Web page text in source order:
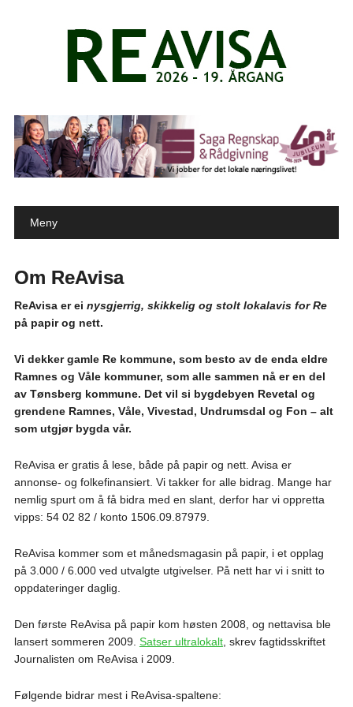
Main menu
Meny
Om ReAvisa
ReAvisa er ei nysgjerrig, skikkelig og stolt lokalavis for Re
på papir og nett.
Vi dekker gamle Re kommune, som besto av de enda eldre
Ramnes og Våle kommuner, som alle sammen nå er en del
av Tønsberg kommune. Det vil si bygdebyen Revetal og
grendene Ramnes, Våle, Vivestad, Undrumsdal og Fon – alt
som utgjør bygda vår.
ReAvisa er gratis å lese, både på papir og nett. Avisa er
annonse- og folkefinansiert. Vi takker for alle bidrag. Mange har
nemlig spurt om å få bidra med en slant, derfor har vi oppretta
vipps: 54 02 82 / konto 1506.09.87979.
ReAvisa kommer som et månedsmagasin på papir, i et opplag
på 3.000 / 6.000 ved utvalgte utgivelser. På nett har vi i snitt to
oppdateringer daglig.
Den første ReAvisa på papir kom høsten 2008, og nettavisa ble
lansert sommeren 2009. Satser ultralokalt, skrev fagtidsskriftet
Journalisten om ReAvisa i 2009.
Følgende bidrar mest i ReAvisa-spaltene: